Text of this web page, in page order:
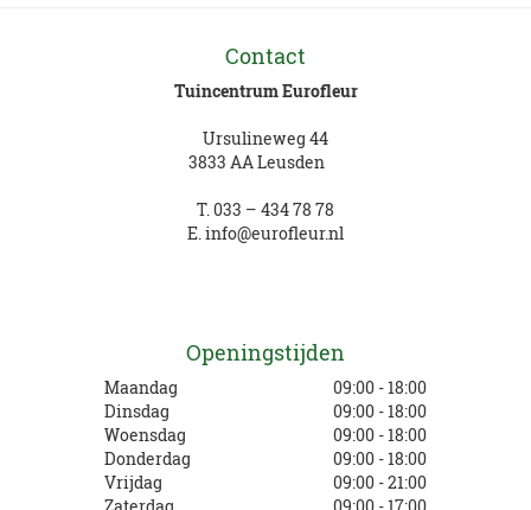
Contact
Tuincentrum Eurofleur
Ursulineweg 44
3833 AA Leusden
T.033 – 434 78 78
E.info@eurofleur.nl
Openingstijden
Maandag
09:00 - 18:00
Dinsdag
09:00 - 18:00
Woensdag
09:00 - 18:00
Donderdag
09:00 - 18:00
Vrijdag
09:00 - 21:00